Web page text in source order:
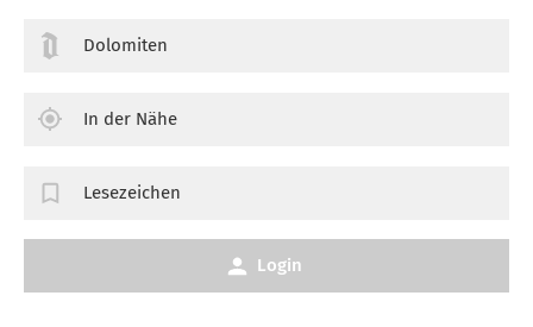
Dolomiten
In der Nähe
Lesezeichen
Login